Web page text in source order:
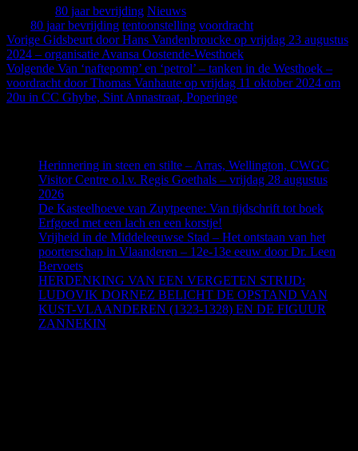
80 jaar bevrijding Nieuws
80 jaar bevrijding tentoonstelling voordracht
Bericht
navigatie
Vorig
bericht
Vorige Gidsbeurt door Hans Vandenbroucke op vrijdag 23 augustus
2024 – organisatie Avansa Oostende-Westhoek
Volgend
bericht
Volgende Van ‘naftepomp’ en ‘petrol’ – tanken in de Westhoek –
voordracht door Thomas Vanhaute op vrijdag 11 oktober 2024 om
20u in CC Ghybe, Sint Annastraat, Poperinge
Herinnering in steen en stilte – Arras, Wellington, CWGC
Visitor Centre o.l.v. Regis Goethals – vrijdag 28 augustus
2026
De Kasteelhoeve van Zuytpeene: Van tijdschrift tot boek
Erfgoed met een lach en een korstje!
Vrijheid in de Middeleeuwse Stad – Het ontstaan van het
poorterschap in Vlaanderen – 12e-13e eeuw door Dr. Leen
Bervoets
HERDENKING VAN EEN VERGETEN STRIJD:
LUDOVIK DORNEZ BELICHT DE OPSTAND VAN
KUST-VLAANDEREN (1323-1328) EN DE FIGUUR
ZANNEKIN